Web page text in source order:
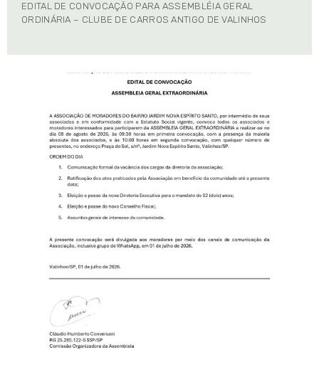
EDITAL DE CONVOCAÇÃO PARA ASSEMBLÉIA GERAL
ORDINÁRIA – CLUBE DE CARROS ANTIGO DE VALINHOS